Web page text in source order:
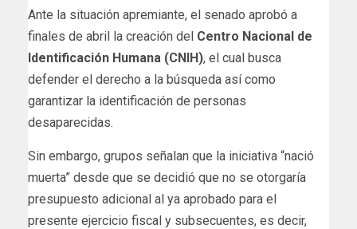
Ante la situación apremiante, el senado aprobó a
finales de abril la creación del Centro Nacional de
Identificación Humana (CNIH), el cual busca
defender el derecho a la búsqueda así como
garantizar la identificación de personas
desaparecidas.
Sin embargo, grupos señalan que la iniciativa “nació
muerta” desde que se decidió que no se otorgaría
presupuesto adicional al ya aprobado para el
presente ejercicio fiscal y subsecuentes, es decir,